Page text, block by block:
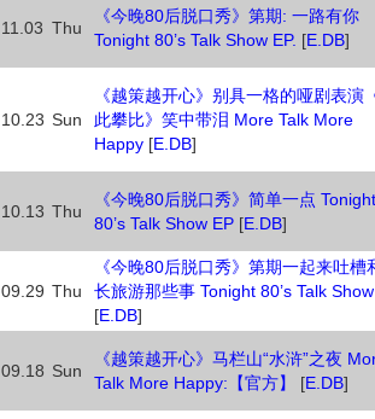
11.03 Thu
《今晚80后脱口秀》第期: 一路有你
Tonight 80’s Talk Show EP. [E.DB]
10.23 Sun
《越策越开心》别具一格的哑剧表演
此攀比》笑中带泪 More Talk More
Happy [E.DB]
10.13 Thu
《今晚80后脱口秀》简单一点 Tonight
80’s Talk Show EP [E.DB]
09.29 Thu
《今晚80后脱口秀》第期一起来吐槽
长旅游那些事 Tonight 80’s Talk
[E.DB]
09.18 Sun
《越策越开心》马栏山“水浒”之夜
Talk More Happy:【官方】
[E.DB]